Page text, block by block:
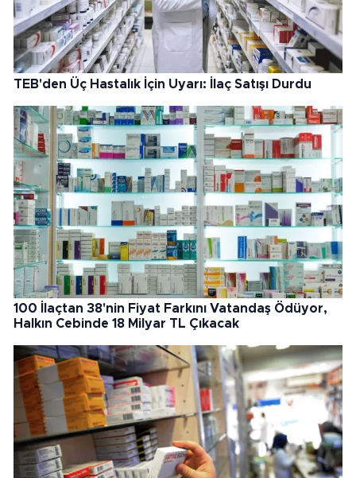
TEB'den Üç Hastalık İçin Uyarı: İlaç Satışı Durdu
100 İlaçtan 38'nin Fiyat Farkını Vatandaş Ödüyor,
Halkın Cebinde 18 Milyar TL Çıkacak